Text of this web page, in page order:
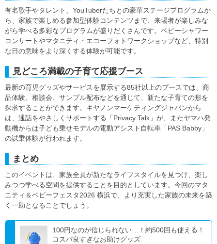
有名歌手やタレント、YouTuberたちとの豪華ステージプログラムか
ら、家族で楽しめる参加型体験コンテンツまで、来場者が楽しみな
がら学べる多彩なプログラムが盛りだくさんです。ベビーシャワー
コンサートやマタニティ・エコーフォトワークショップなど、特別
な日の意味をより深くする体験が可能です。
見どころ満載の子育て応援ブース
最新の育児グッズやサービスを展示する85社以上のブースでは、商
品体験、相談会、サンプル配布などを通じて、新たな子育ての形を
探求することができます。キヤノンマーケティングジャパンから
は、通話をやさしくサポートする「Privacy Talk」が、またヤマハ発
動機からは子ども乗せモデルの電動アシスト自転車「PAS Babby」
の試乗体験が行われます。
まとめ
このイベントは、家族全員が新たなライフスタイルを見つけ、楽し
みつつ学べる空間を提供することを目的としています。今回のマタ
ニティ＆ベビーフェスタ2026 横浜で、より充実した家族の未来を築
く一助となることでしょう。
100円なのが信じられない…！約500回も使える！
コスパ良すぎなお助けグッズ